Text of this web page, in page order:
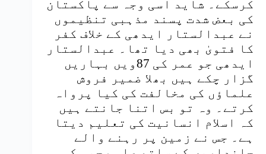
کرسکے۔ شاید اسی وجہ سے پاکستان
کی بعض شدت پسند مذہبی تنظیموں
نے عبدالستار ایدھی کے خلاف کفر
کا فتویٰ بھی دیا تھا۔ عبدالستار
ایدھی جو عمر کی 87ویں بہاریں
گزار چکے ہیں بھلا ضمیر فروش
علماؤں کی مخالفت کی کیا پرواہ
کرتے۔ وہ تو بس اتنا جانتے ہیں
کہ اسلام انسانیت کی تعلیم دیتا
ہے۔ جس نے زمین پر رہنے والے